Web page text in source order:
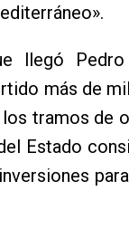
llegó Pedro
más de
tramos de
Estado